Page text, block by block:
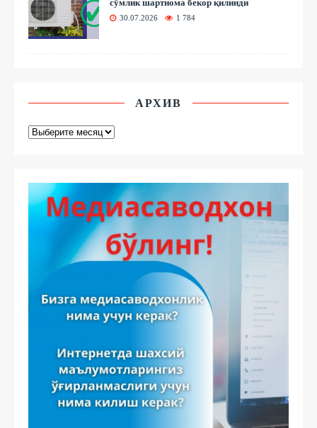
сўмлик шартнома бекор қилинди
30.07.2026 1 784
АРХИВ